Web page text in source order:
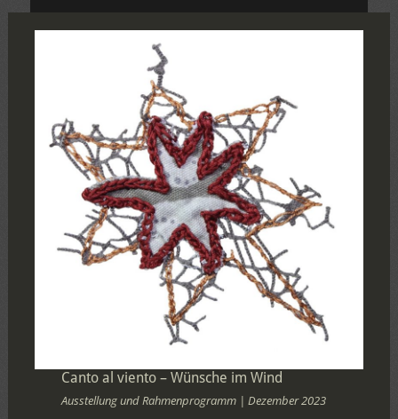
Canto al viento – Wünsche im Wind
Ausstellung und Rahmenprogramm | Dezember 2023